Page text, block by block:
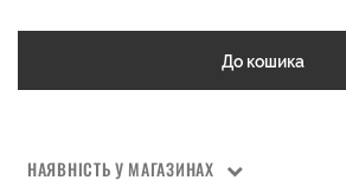
До кошика
НАЯВНІСТЬ У МАГАЗИНАХ